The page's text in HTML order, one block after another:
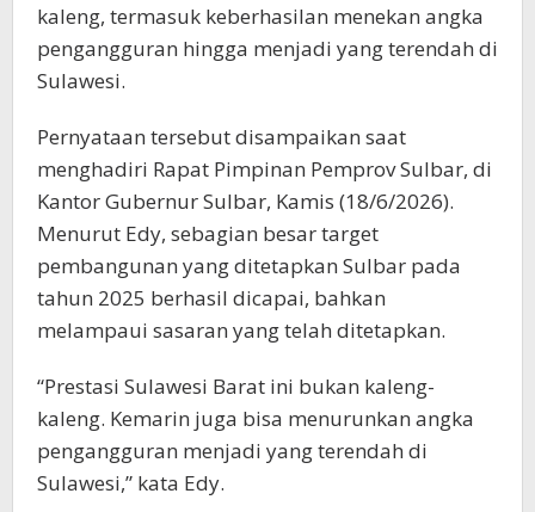
kaleng, termasuk keberhasilan menekan angka
pengangguran hingga menjadi yang terendah di
Sulawesi.
Pernyataan tersebut disampaikan saat
menghadiri Rapat Pimpinan Pemprov Sulbar, di
Kantor Gubernur Sulbar, Kamis (18/6/2026).
Menurut Edy, sebagian besar target
pembangunan yang ditetapkan Sulbar pada
tahun 2025 berhasil dicapai, bahkan
melampaui sasaran yang telah ditetapkan.
“Prestasi Sulawesi Barat ini bukan kaleng-
kaleng. Kemarin juga bisa menurunkan angka
pengangguran menjadi yang terendah di
Sulawesi,” kata Edy.